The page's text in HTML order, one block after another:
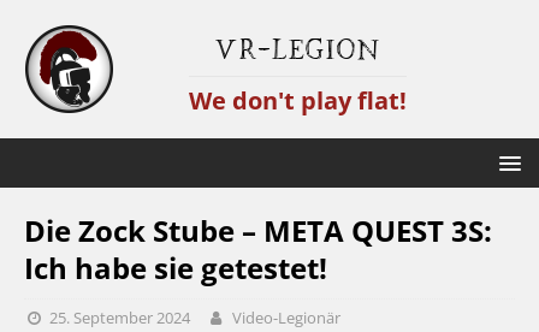
VR-Legion
We don't play flat!
Die Zock Stube – META QUEST 3S:
Ich habe sie getestet!
25. September 2024 Video-Legionär